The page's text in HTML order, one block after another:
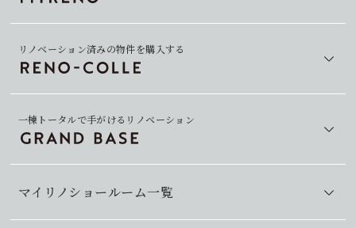
マイリノショールーム一覧
リノベーション済みの物件を購入する
一棟トータルで手がけるリノベーション